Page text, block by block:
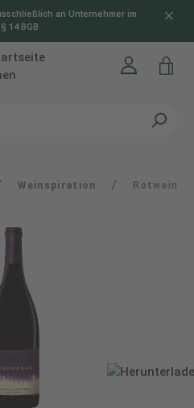
an Unternehmer im
14 BGB
Weinspiration / Rotwein